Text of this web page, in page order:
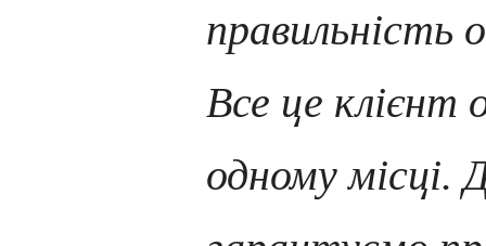
правильність
Все це клієнт
одному